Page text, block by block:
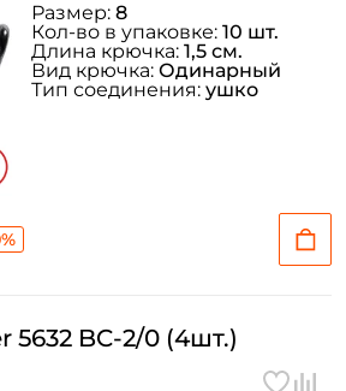
Размер: 8
Кол-во в упаковке: 10 шт.
Длина крючка: 1,5 см.
Вид крючка: Одинарный
Тип соединения: ушко
BC-2/0 (4шт.)